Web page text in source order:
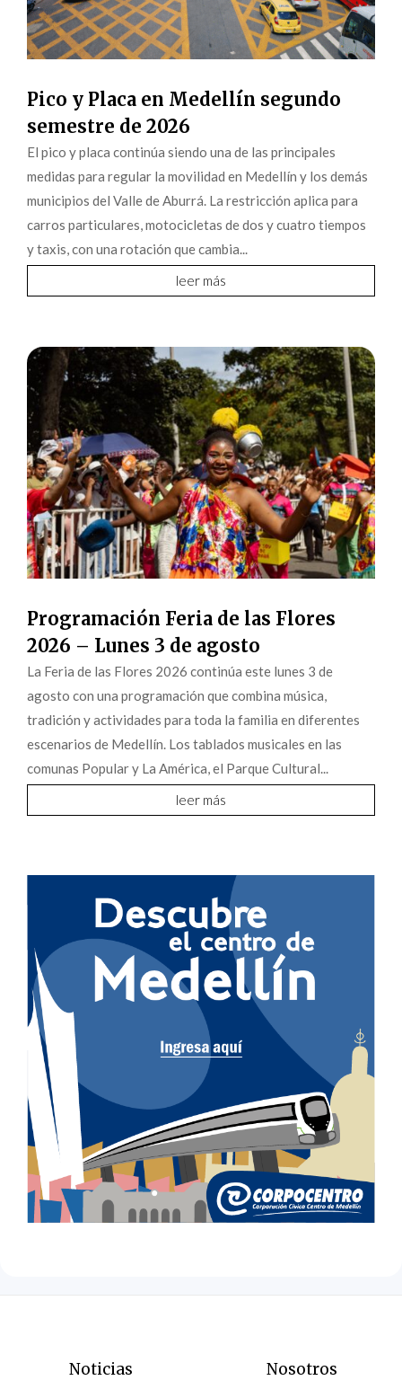
Pico y Placa en Medellín segundo
semestre de 2026
El pico y placa continúa siendo una de las principales
medidas para regular la movilidad en Medellín y los demás
municipios del Valle de Aburrá. La restricción aplica para
carros particulares, motocicletas de dos y cuatro tiempos
y taxis, con una rotación que cambia...
leer más
Programación Feria de las Flores
2026 – Lunes 3 de agosto
La Feria de las Flores 2026 continúa este lunes 3 de
agosto con una programación que combina música,
tradición y actividades para toda la familia en diferentes
escenarios de Medellín. Los tablados musicales en las
comunas Popular y La América, el Parque Cultural...
leer más
Noticias Nosotros